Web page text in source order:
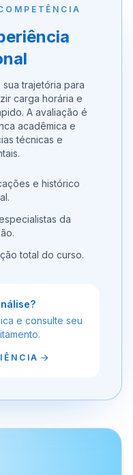
trajetória para
carga horária e
A avaliação é
acadêmica e
técnicas e
e histórico
da
total do curso.
e consulte seu